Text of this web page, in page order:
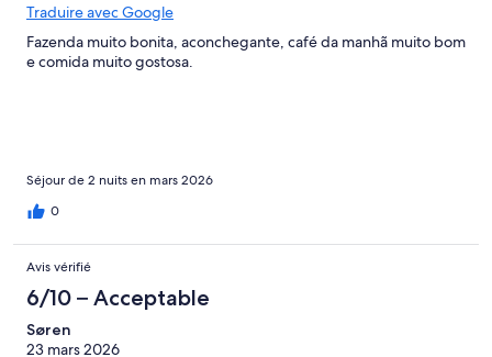
Traduire avec Google
Fazenda muito bonita, aconchegante, café da manhã muito bom
e comida muito gostosa.
Séjour de 2 nuits en mars 2026
0
Avis vérifié
6/10 – Acceptable
Søren
23 mars 2026